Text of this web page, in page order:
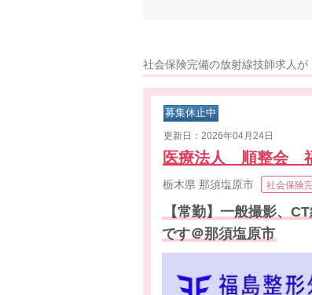
社会保険完備の放射線技師求人が
募集休止中
更新日：2026年04月24日
医療法人 順整会
栃木県 那須塩原市 社会保険
【常勤】一般撮影、
です＠那須塩原市